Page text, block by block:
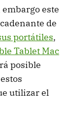
embargo este
de
portátiles,
Tablet Mac
posible
utilizar el